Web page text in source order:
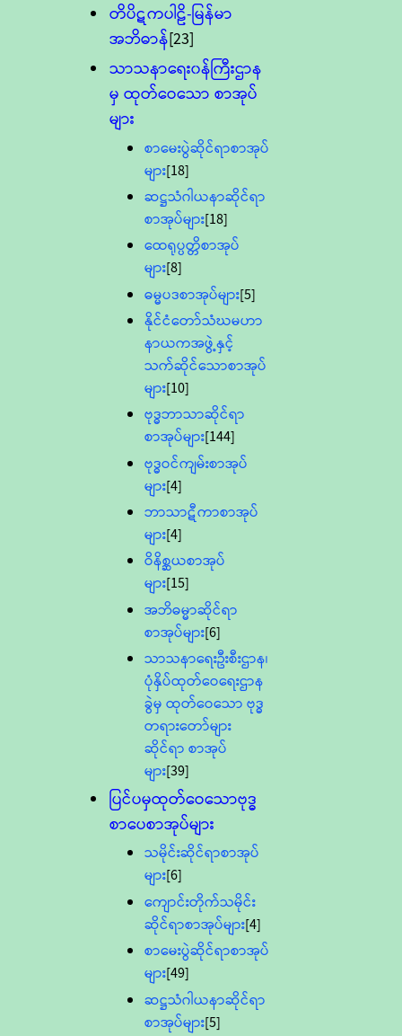
တိပိဋကပါဠိ-မြန်မာ
အဘိဓာန်[23]
သာသနာရေး၀န်ကြီးဌာန
မှ ထုတ်ဝေသော စာအုပ်
များ
စာမေးပွဲဆိုင်ရာစာအုပ်
များ[18]
ဆဋ္ဌသံဂါယနာဆိုင်ရာ
စာအုပ်များ[18]
ထေရုပ္ပတ္တိစာအုပ်
များ[8]
ဓမ္မပဒစာအုပ်များ[5]
နိုင်ငံတော်သံဃမဟာ
နာယကအဖွဲ့နှင့်
သက်ဆိုင်သောစာအုပ်
များ[10]
ဗုဒ္ဓဘာသာဆိုင်ရာ
စာအုပ်များ[144]
ဗုဒ္ဓဝင်ကျမ်းစာအုပ်
များ[4]
ဘာသာဋီကာစာအုပ်
များ[4]
ဝိနိစ္ဆယစာအုပ်
များ[15]
အဘိဓမ္မာဆိုင်ရာ
စာအုပ်များ[6]
သာသနာရေးဦးစီးဌာန၊
ပုံနှိပ်ထုတ်ဝေရေးဌာန
ခွဲမှ ထုတ်ဝေသော ဗုဒ္ဓ
တရားတော်များ
ဆိုင်ရာ စာအုပ်
များ[39]
ပြင်ပမှထုတ်ဝေသောဗုဒ္ဓ
စာပေစာအုပ်များ
သမိုင်းဆိုင်ရာစာအုပ်
များ[6]
ကျောင်းတိုက်သမိုင်း
ဆိုင်ရာစာအုပ်များ[4]
စာမေးပွဲဆိုင်ရာစာအုပ်
များ[49]
ဆဋ္ဌသံဂါယနာဆိုင်ရာ
စာအုပ်များ[5]